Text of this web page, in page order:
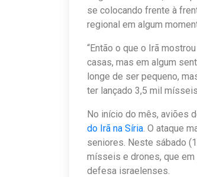
se colocando frente à
regional em algum
“Então o que o Irã
casas, mas em algum
longe de ser pequeno,
ter lançado 3,5 mil
No início do mês, aviões
do Irã na Síria . O ataque
seniores. Neste sábado
mísseis e drones, que
defesa israelenses.